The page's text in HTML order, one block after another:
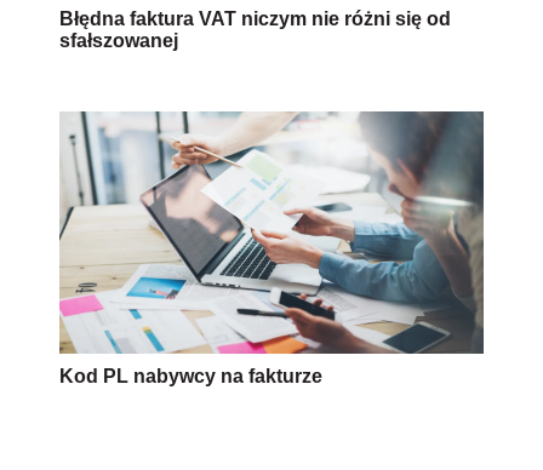
Błędna faktura VAT niczym nie różni się od
sfałszowanej
Kod PL nabywcy na fakturze